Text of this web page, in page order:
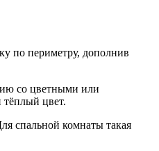
по периметру, дополнив
со цветными или
цвет.
спальной комнаты такая